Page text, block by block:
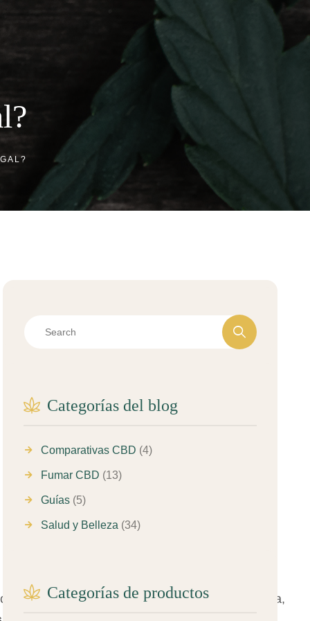
terap éuticaopara finesrecreativos ña,
Categorías del blog
Comparativas CBD (4)
Fumar CBD (13)
Guías (5)
Salud y Belleza (34)
Categorías de productos